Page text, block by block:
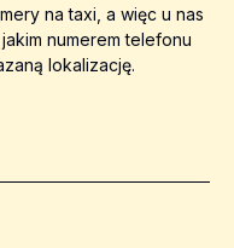
na taxi, a więc u nas
numerem telefonu
lokalizację.